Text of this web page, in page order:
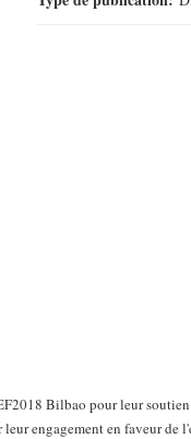
Bilbao pour leur
engagement en faveur de